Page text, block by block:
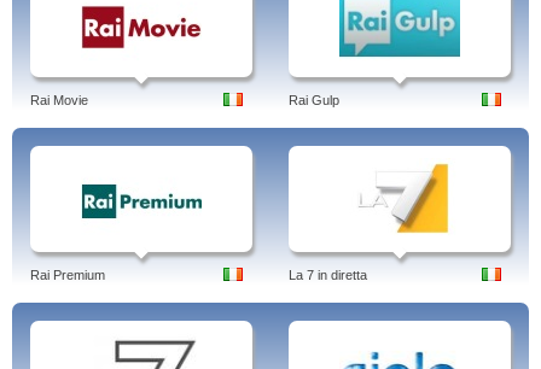
Rai Movie Rai Gulp
Rai Premium La 7 in diretta